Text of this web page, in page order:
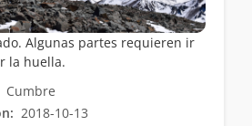
Algunas partes requieren ir
la huella.
Cumbre
2018-10-13